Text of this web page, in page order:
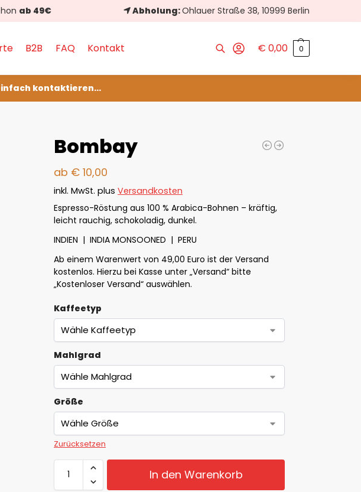
ab 49€ Abholung:Ohlauer Straße 38, 10999 Berlin
B2B FAQ Kontakt € 0,00 0
kontaktieren...
Bombay
ab € 10,00
inkl. MwSt. plusVersandkosten
Espresso-Röstung aus 100 % Arabica-Bohnen – kräftig,
leicht rauchig, schokoladig, dunkel.
INDIEN | INDIA MONSOONED | PERU
Ab einem Warenwert von 49,00 Euro ist der Versand
kostenlos. Hierzu bei Kasse unter „Versand“ bitte
„Kostenloser Versand“ auswählen.
Kaffeetyp
Mahlgrad
Größe
Zurücksetzen
In den Warenkorb